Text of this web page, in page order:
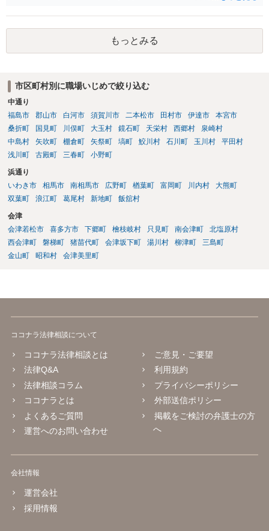
者に精神的・身体的苦痛を与える行為とされています。 あなたのケー
スでは、次のように各要件を満たす可能性が高いです。 上記①は問題
ないとして、②③について、あなたの記載内容には、典型的なハラス
メントが多数含まれています。 意図的な無視・孤立化、業務情報の共
離、業務負荷の偏った配分、新人教育からの不当排除、公共の場での
悪口・人格否定発言、早退理由の改ざん（評価操作）いずれも 業務上
必要性が認められず、違法性は強い と評価できます。 職場全体から孤
立し、誹謗中傷が常態化している状況は、明確に精神的苦痛を伴うも
のであり、労働局あっせん・労働審判の典型的認容パターンに該当し
ます。 また、会社は、社員・アルバイトを問わず「労働者の安全・健
康に配慮する義務」（安全配慮義務）を負います。本件では以下の事
能性があります。 会社は事実を認識していた ・女性だから仕方ない、
アルバイト間だから介入しづらい、という理由で放置 ・コンプライア
ンス窓口が「当事者間で解決を」として事実上不受理 ・上位上司への
報告がなされた後も具体的対応なし ・職場全体に悪影響が及ぶほどの
断される蓋然性が高い。 これは 労働審判や民事訴訟における損害賠償
請求の重要な根拠となります。 あとは、弁護士とともに証拠を整理
し、労働局の「個別労働紛争あっせん」申請や労働審判を検討される
もっとみる
市区町村別に職場いじめで絞り込む
中通り
福島市
郡山市 白河市 須賀川市 二本松市 田村市 伊達市
本宮市
桑折町
国見町 川俣町 大玉村 鏡石町 天栄村 西郷村
泉崎村
中島村
矢吹町 棚倉町 矢祭町 塙町 鮫川村 石川町 玉川村
平田村
浅川町
古殿町 三春町 小野町
浜通り
いわき市
相馬市 南相馬市 広野町 楢葉町 富岡町 川内村
大熊町
双葉町
浪江町 葛尾村 新地町 飯舘村
会津
会津若松市
喜多方市 下郷町 檜枝岐村 只見町 南会津町
北塩原村
西会津町
磐梯町 猪苗代町 会津坂下町 湯川村 柳津町
三島町
金山町
昭和村 会津美里町
ココナラ法律相談について
ココナラ法律相談とは
法律Q&A
法律相談コラム
ココナラとは
よくあるご質問
運営へのお問い合わせ
ご意見・ご要望
利用規約
プライバシーポリシー
外部送信ポリシー
掲載をご検討の弁護士の方
へ
会社情報
運営会社
採用情報